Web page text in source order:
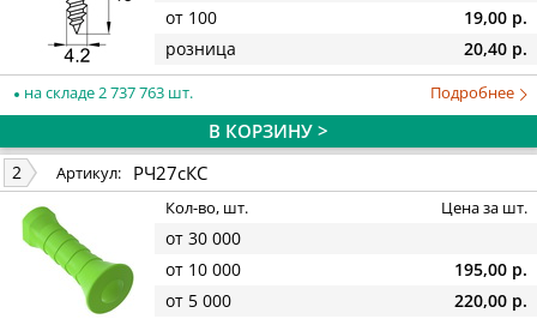
от 100
19,00 р.
розница
20,40 р.
на складе 2 737 763 шт. Подробнее
В КОРЗИНУ >
2 Артикул: РЧ27сКС
Кол-во, шт. Цена за шт.
от 30 000
от 10 000
195,00 р.
от 5 000
220,00 р.